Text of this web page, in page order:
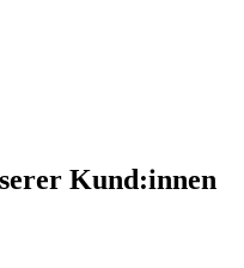
Kund:innen